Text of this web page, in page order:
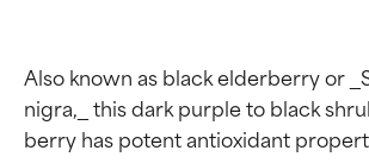
Also known as black elderberry or
nigra,_ this dark purple to black
berry has potent antioxidant